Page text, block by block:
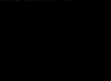
je applicatie kun je